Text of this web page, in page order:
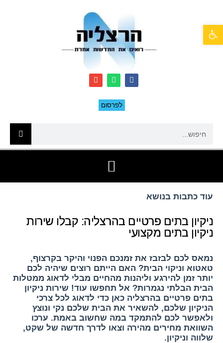
לפרסום
עוד כתבות בנושא
ניקיון בתים פרטיים בהרצליה: קבלו שירות
ניקיון בתים מקצועי
נמאס לכם לבזבז את זמנכם הפנוי והיקר בקרצוף,
טאטוא וניקוי הבית? האם הייתם רוצים שיהיה לכם
יותר זמן להירגע וליהנות מהחיים מבלי לדאוג ממטלות
הבית הבלתי נגמרות? אל תחפשו עוד! שירות ניקיון
בתים פרטיים בהרצליה כאן כדי לדאוג לכל צרכי
הניקיון שלכם, להשאיר את הבית שלכם נקי ונוצץ
ולאפשר לכם להתמקד במה שחשוב באמת. ערכו
השוואת מחירים מהירה וצאו לדרך חדשה של שקט,
שלווה וניקיון.
פתח סרגל נגישות